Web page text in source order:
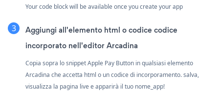
Your code block will be available once you create your app
Aggiungi all'elemento html o codice codice
incorporato nell'editor Arcadina
Copia sopra lo snippet Apple Pay Button in qualsiasi elemento
Arcadina che accetta html o un codice di incorporamento. salva,
visualizza la pagina live e apparirà il tuo nome_app!